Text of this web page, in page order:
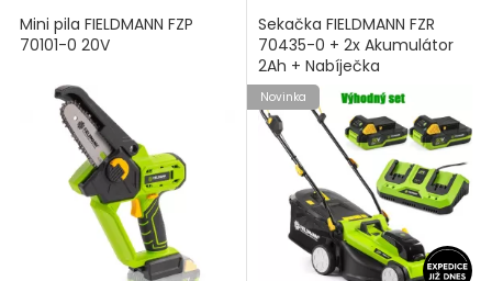
Mini pila FIELDMANN FZP
70101-0 20V
Sekačka FIELDMANN FZR
70435-0 + 2x Akumulátor
2Ah + Nabíječka
Novinka